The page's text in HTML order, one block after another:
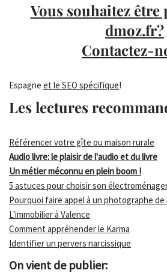
Vous souhaitez être
dmoz.fr?
Contactez-
Espagne et le SEO spécifique!
Les lectures
Référencer votre gîte ou maison rurale
Audio livre: le plaisir de l'audio et du livre
Un métier méconnu en plein boom !
5 astuces pour choisir son
Pourquoi faire appel à un photographe de
L'immobilier à Valence
Comment appréhender le Karma
Identifier un pervers narcissique
On vient de publier: